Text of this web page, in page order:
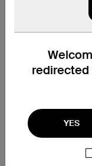
redirected
YES
혁신
제자리
혁신적인
사용 편의
니다. 간
히 고정됩